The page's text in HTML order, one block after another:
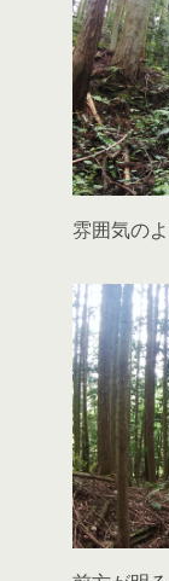
雰囲気の